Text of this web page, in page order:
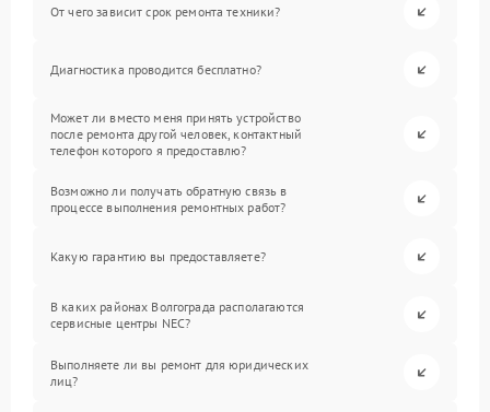
От чего зависит срок ремонта техники?
Диагностика проводится бесплатно?
Может ли вместо меня принять устройство
после ремонта другой человек, контактный
телефон которого я предоставлю?
Возможно ли получать обратную связь в
процессе выполнения ремонтных работ?
Какую гарантию вы предоставляете?
В каких районах Волгограда располагаются
сервисные центры NEC?
Выполняете ли вы ремонт для юридических
лиц?